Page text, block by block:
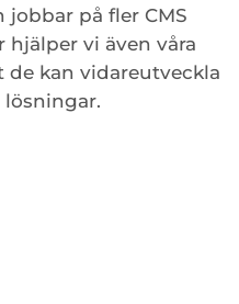
jobbar på fler CMS
hjälper vi även våra
de kan vidareutveckla